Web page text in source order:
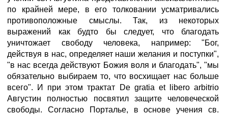
по крайней мере, в его толковании усматривались
противоположные смыслы. Так, из некоторых
выражений как будто бы следует, что благодать
уничтожает свободу человека, например: "Бог,
действуя в нас, определяет наши желания и поступки",
"в нас всегда действуют Божия воля и благодать", "мы
обязательно выбираем то, что восхищает нас больше
всего". И при этом трактат De gratia et libero arbitrio
Августин полностью посвятил защите человеческой
свободы. Согласно Порталье, в основе учения св.